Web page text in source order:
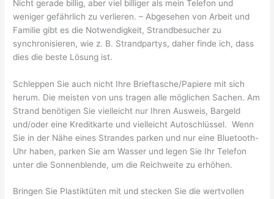
Nicht gerade billig, aber viel billiger als mein Telefon und
weniger gefährlich zu verlieren. – Abgesehen von Arbeit und
Familie gibt es die Notwendigkeit, Strandbesucher zu
synchronisieren, wie z. B. Strandpartys, daher finde ich, dass
dies die beste Lösung ist.
Schleppen Sie auch nicht Ihre Brieftasche/Papiere mit sich
herum. Die meisten von uns tragen alle möglichen Sachen. Am
Strand benötigen Sie vielleicht nur Ihren Ausweis, Bargeld
und/oder eine Kreditkarte und vielleicht Autoschlüssel. Wenn
Sie in der Nähe eines Strandes parken und nur eine Bluetooth-
Uhr haben, parken Sie am Wasser und legen Sie Ihr Telefon
unter die Sonnenblende, um die Reichweite zu erhöhen.
Bringen Sie Plastiktüten mit und stecken Sie die wertvollen